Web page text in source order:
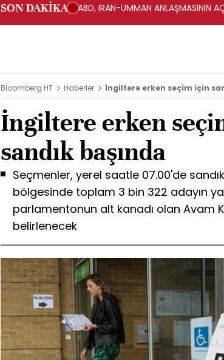
SON DAKİKA ABD, İRAN-UMMAN ANLAŞMASININ
Bloomberg HT Haberler İngiltere erken seçim için
İngiltere erken
sandık başında
Seçmenler, yerel saatle 07.00'de
bölgesinde toplam 3 bin 322 adayın
parlamentonun alt kanadı olan Avam
belirlenecek